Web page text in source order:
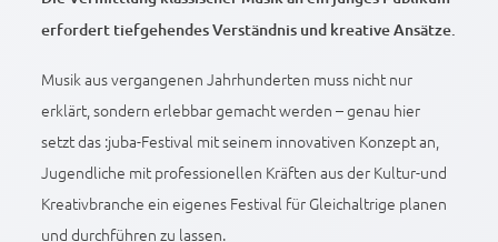
erfordert tiefgehendes Verständnis und kreative Ansätze.
Musik aus vergangenen Jahrhunderten muss nicht nur
erklärt, sondern erlebbar gemacht werden – genau hier
setzt das :juba-Festival mit seinem innovativen Konzept an,
Jugendliche mit professionellen Kräften aus der Kultur-und
Kreativbranche ein eigenes Festival für Gleichaltrige planen
und durchführen zu lassen.